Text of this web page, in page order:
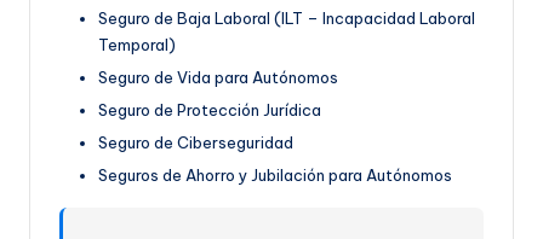
Seguro de Baja Laboral (ILT – Incapacidad Laboral
Temporal)
Seguro de Vida para Autónomos
Seguro de Protección Jurídica
Seguro de Ciberseguridad
Seguros de Ahorro y Jubilación para Autónomos